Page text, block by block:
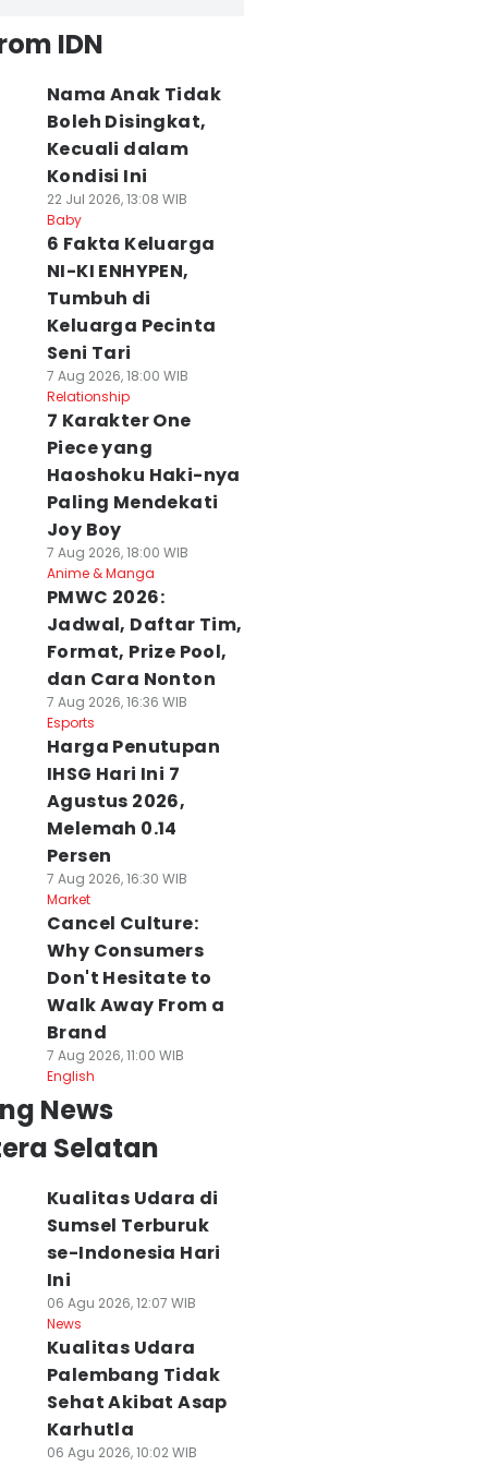
IDN
Nama Anak Tidak
Boleh Disingkat,
Kecuali dalam
Kondisi Ini
22 Jul 2026, 13:08 WIB
Baby
6 Fakta Keluarga
NI-KI ENHYPEN,
Tumbuh di
Keluarga Pecinta
Seni Tari
7 Aug 2026, 18:00 WIB
Relationship
7 Karakter One
Piece yang
Haoshoku Haki-nya
Paling Mendekati
Joy Boy
7 Aug 2026, 18:00 WIB
Anime & Manga
PMWC 2026:
Jadwal, Daftar Tim,
Format, Prize Pool,
dan Cara Nonton
7 Aug 2026, 16:36 WIB
Esports
Harga Penutupan
IHSG Hari Ini 7
Agustus 2026,
Melemah 0.14
Persen
7 Aug 2026, 16:30 WIB
Market
Cancel Culture:
Why Consumers
Don't Hesitate to
Walk Away From a
Brand
7 Aug 2026, 11:00 WIB
English
News
Selatan
Kualitas Udara di
Sumsel Terburuk
se-Indonesia Hari
Ini
06 Agu 2026, 12:07 WIB
News
Kualitas Udara
Palembang Tidak
Sehat Akibat Asap
Karhutla
06 Agu 2026, 10:02 WIB